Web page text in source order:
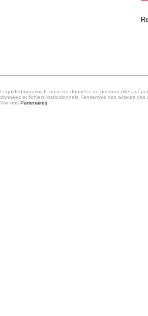
Leguidedupouvoir.fr, base de données de personnalités
données et fichiers institutionnels, l'ensemble des acteurs
Voir nos Partenaires